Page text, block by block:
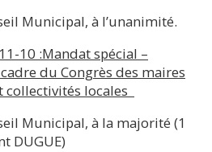
Municipal, à l’unanimité.
10 :Mandat spécial –
du Congrès des maires
collectivités locales
Municipal, à la majorité (1
DUGUE)